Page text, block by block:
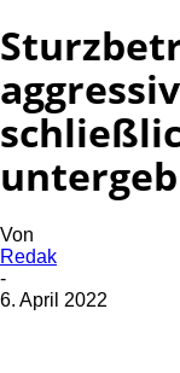
Von
Redak
-
6. April 2022